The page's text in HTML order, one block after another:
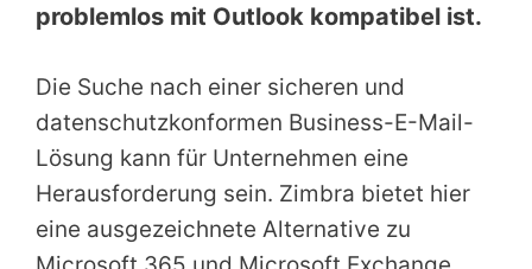
problemlos mit Outlook kompatibel ist.
Die Suche nach einer sicheren und
datenschutzkonformen Business-E-Mail-
Lösung kann für Unternehmen eine
Herausforderung sein. Zimbra bietet hier
eine ausgezeichnete Alternative zu